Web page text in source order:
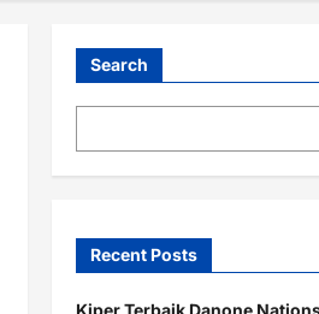
Search
Recent Posts
Kiper Terbaik Danone